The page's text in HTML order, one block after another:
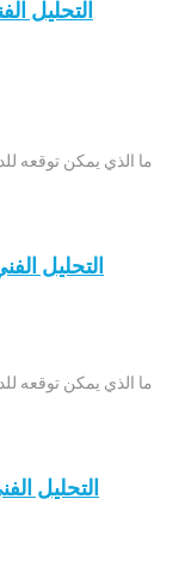
ما الذي يمكن توقعه
التحليل الفني الأسبوعي
ما الذي يمكن توقعه
التحليل الفني